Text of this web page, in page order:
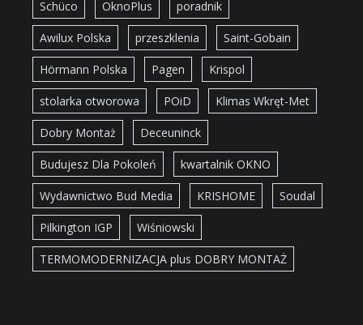
Schüco OknoPlus poradnik
Awilux Polska przeszklenia Saint-Gobain
Hörmann Polska Pagen Krispol
stolarka otworowa POiD Klimas Wkręt-Met
Dobry Montaż Deceuninck
Budujesz Dla Pokoleń kwartalnik OKNO
Wydawnictwo Bud Media KRISHOME Soudal
Pilkington IGP Wiśniowski
TERMOMODERNIZACJA plus DOBRY MONTAŻ